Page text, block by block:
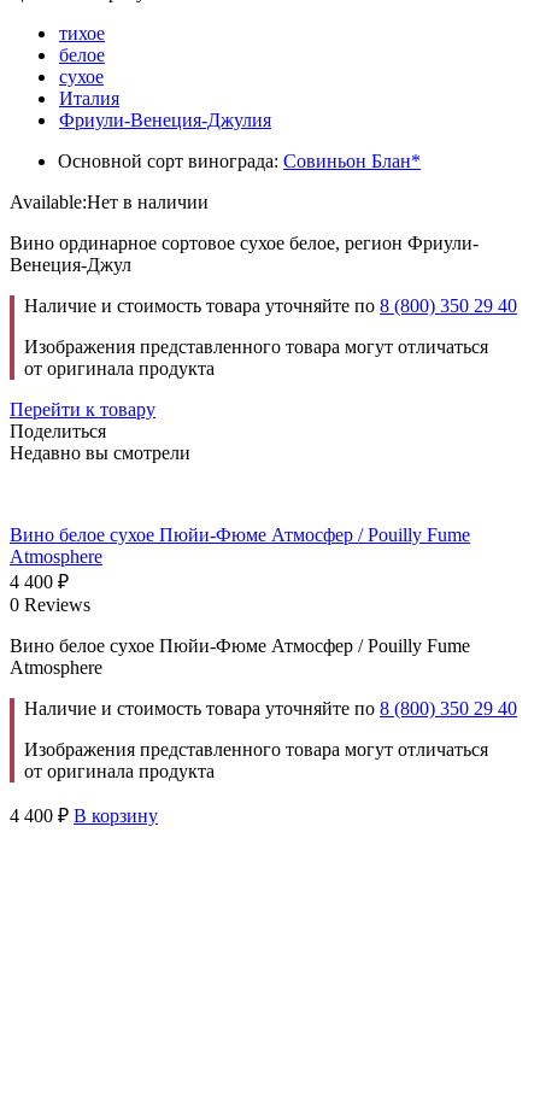
тихое
белое
сухое
Италия
Фриули-Венеция-Джулия
Основной сорт винограда: Совиньон Блан*
Available:Нет в наличии
Вино ординарное сортовое сухое белое, регион Фриули-
Венеция-Джул
Наличие и стоимость товара уточняйте по 8 (800) 350 29 40
Изображения представленного товара могут отличаться
от оригинала продукта
Перейти к товару
Поделиться
Недавно вы смотрели
Вино белое сухое Пюйи-Фюме Атмосфер / Pouilly Fume
Atmosphere
4 400 ₽
0 Reviews
Вино белое сухое Пюйи-Фюме Атмосфер / Pouilly Fume
Atmosphere
Наличие и стоимость товара уточняйте по 8 (800) 350 29 40
Изображения представленного товара могут отличаться
от оригинала продукта
4 400 ₽ В корзину